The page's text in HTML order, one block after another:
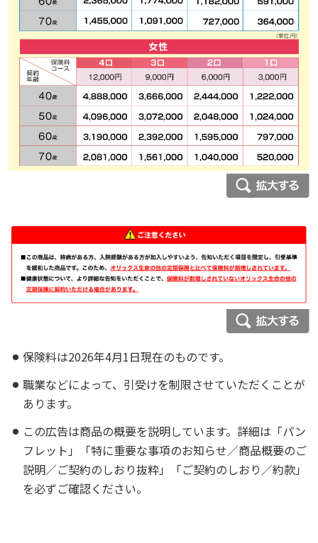
保険料は2026年4月1日現在のものです。
職業などによって、引受けを制限させていただくことが
あります。
この広告は商品の概要を説明しています。詳細は「パン
フレット」「特に重要な事項のお知らせ／商品概要のご
説明／ご契約のしおり抜粋」「ご契約のしおり／約款」
を必ずご確認ください。